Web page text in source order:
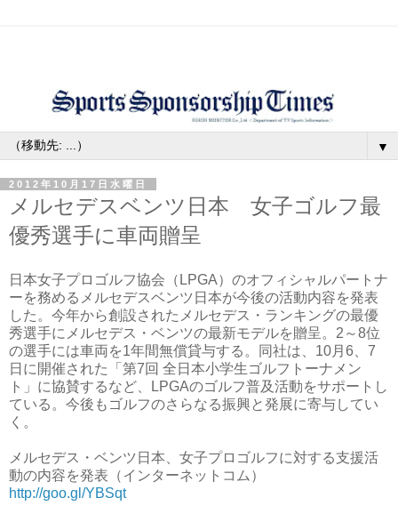
▼
2012年10月17日水曜日
メルセデスベンツ日本 女子ゴルフ最
優秀選手に車両贈呈
日本女子プロゴルフ協会（LPGA）のオフィシャルパートナ
ーを務めるメルセデスベンツ日本が今後の活動内容を発表
した。今年から創設されたメルセデス・ランキングの最優
秀選手にメルセデス・ベンツの最新モデルを贈呈。2～8位
の選手には車両を1年間無償貸与する。同社は、10月6、7
日に開催された「第7回 全日本小学生ゴルフトーナメン
ト」に協賛するなど、LPGAのゴルフ普及活動をサポートし
ている。今後もゴルフのさらなる振興と発展に寄与してい
く。
メルセデス・ベンツ日本、女子プロゴルフに対する支援活
動の内容を発表（インターネットコム）
http://goo.gl/YBSqt